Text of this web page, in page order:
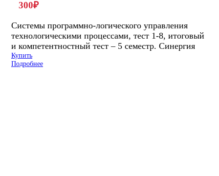
300₽
Системы программно-логического управления
технологическими процессами, тест 1-8, итоговый
и компетентностный тест – 5 семестр. Синергия
Купить
Подробнее